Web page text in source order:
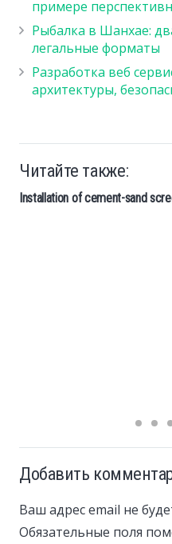
примере
Рыбалка в Шанхае:
легальные форматы
Разработка веб
архитектуры,
Читайте также:
Installation of cement-sand
Добавить
Ваш адрес email не
Обязательные поля